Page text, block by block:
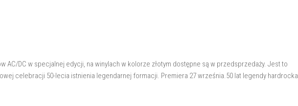
AC/DC w specjalnej edycji, na winylach w kolorze złotym dostępne są w przedsprzedaży. Jest to
celebracji 50-lecia istnienia legendarnej formacji. Premiera 27 września.50 lat legendy hardrocka